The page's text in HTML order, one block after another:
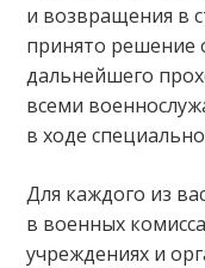
и возвращения в
принято решение
дальнейшего
всеми
в ходе
Для каждого из
в военных
учреждениях и